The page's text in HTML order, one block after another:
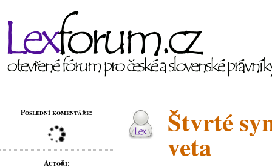
Poslední komentáře:
Autoři:
Štvrté
veta